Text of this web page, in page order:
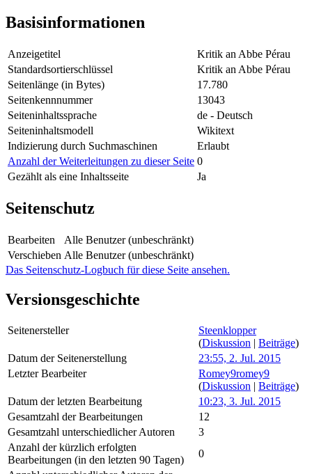
Basisinformationen
Anzeigetitel
Kritik an Abbe Pérau
Standardsortierschlüssel
Kritik an Abbe Pérau
Seitenlänge (in Bytes)
17.780
Seitenkennnummer
13043
Seiteninhaltssprache
de - Deutsch
Seiteninhaltsmodell
Wikitext
Indizierung durch Suchmaschinen
Erlaubt
Anzahl der Weiterleitungen zu dieser Seite 0
Gezählt als eine Inhaltsseite
Ja
Seitenschutz
Bearbeiten
Alle Benutzer (unbeschränkt)
Verschieben Alle Benutzer (unbeschränkt)
Das Seitenschutz-Logbuch für diese Seite ansehen.
Versionsgeschichte
Seitenersteller
Steenklopper
(Diskussion Beiträge)
Datum der Seitenerstellung
23:55, 2. Jul. 2015
Letzter Bearbeiter
Romey9romey9
(Diskussion Beiträge)
Datum der letzten Bearbeitung
10:23, 3. Jul. 2015
Gesamtzahl der Bearbeitungen
12
Gesamtzahl unterschiedlicher Autoren
3
Anzahl der kürzlich erfolgten
Bearbeitungen (in den letzten 90 Tagen)
0